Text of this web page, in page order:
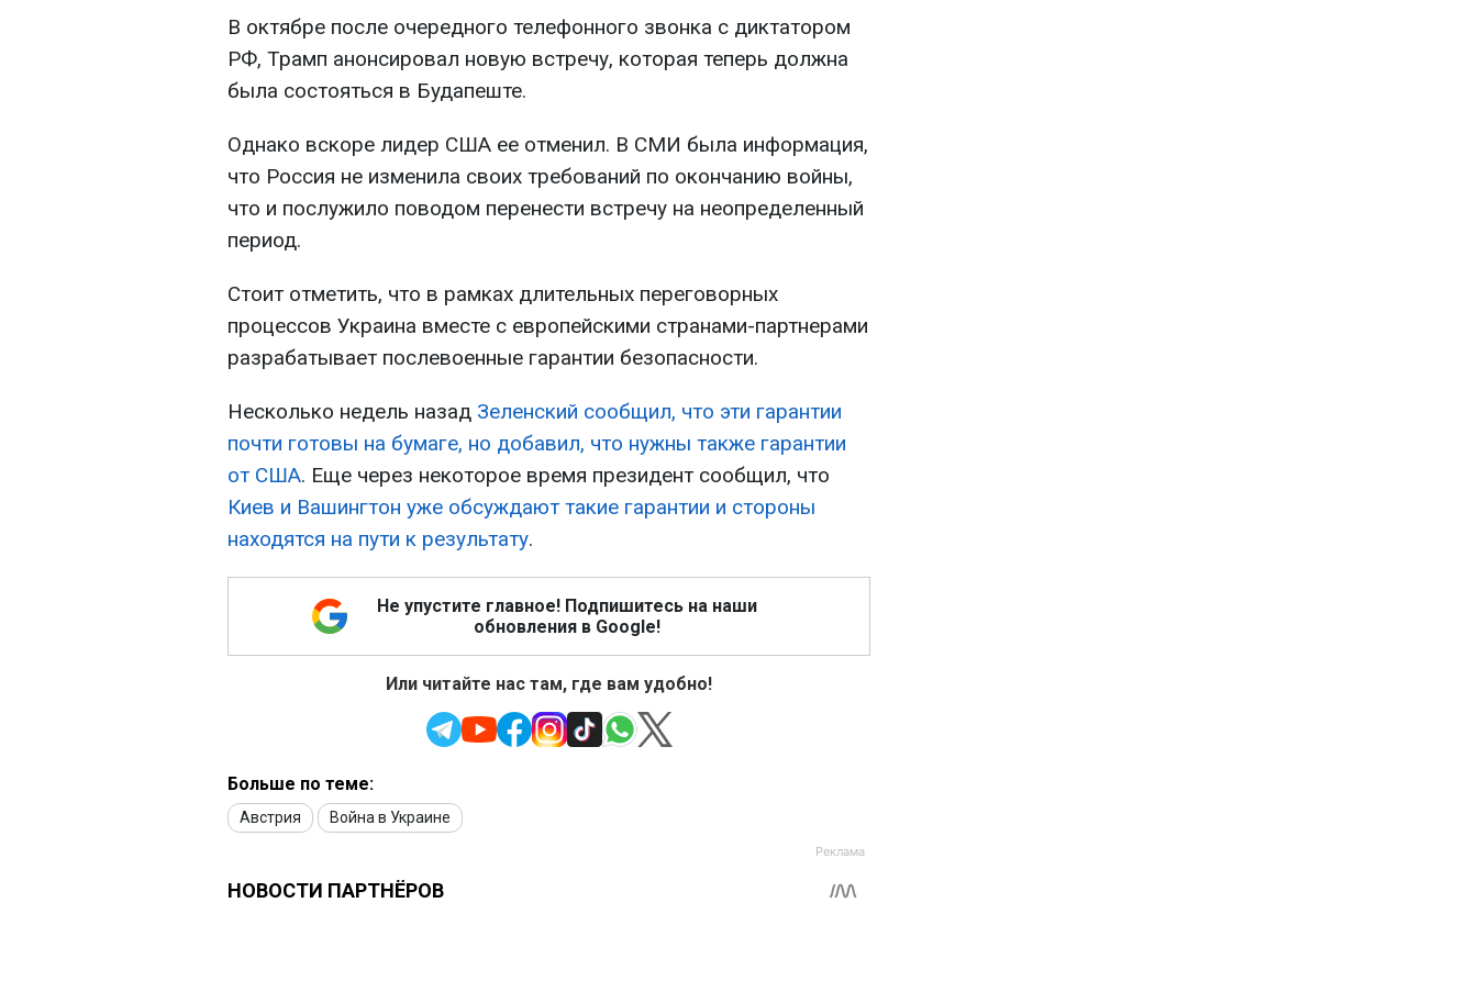
В октябре после очередного телефонного звонка с диктатором
РФ, Трамп анонсировал новую встречу, которая теперь должна
была состояться в Будапеште.
Однако вскоре лидер США ее отменил. В СМИ была информация,
что Россия не изменила своих требований по окончанию войны,
что и послужило поводом перенести встречу на неопределенный
период.
Стоит отметить, что в рамках длительных переговорных
процессов Украина вместе с европейскими странами-партнерами
разрабатывает послевоенные гарантии безопасности.
Несколько недель назад Зеленский сообщил, что эти гарантии
почти готовы на бумаге, но добавил, что нужны также гарантии
от США. Еще через некоторое время президент сообщил, что
Киев и Вашингтон уже обсуждают такие гарантии и стороны
находятся на пути к результату.
Не упустите главное! Подпишитесь на наши
обновления в Google!
Или читайте нас там, где вам удобно!
Больше по теме:
Австрия Война в Украине